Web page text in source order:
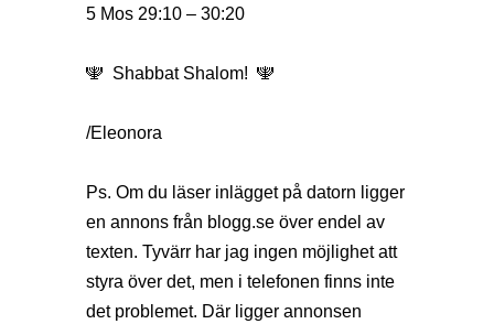
5 Mos 29:10 – 30:20
🕎 Shabbat Shalom! 🕎
/Eleonora
Ps. Om du läser inlägget på datorn ligger
en annons från blogg.se över endel av
texten. Tyvärr har jag ingen möjlighet att
styra över det, men i telefonen finns inte
det problemet. Där ligger annonsen